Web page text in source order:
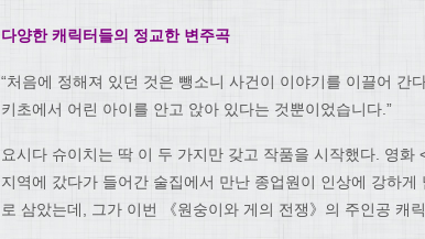
다양한 캐릭터들의 정교한 변주곡
“처음에 정해져 있던 것은 뺑소니 사건이 이야기를 이끌어 간
키초에서 어린 아이를 안고 앉아 있다는 것뿐이었습니다.”
요시다 슈이치는 딱 이 두 가지만 갖고 작품을 시작했다. 영화
지역에 갔다가 들어간 술집에서 만난 종업원이 인상에 강하
로 삼았는데, 그가 이번 《원숭이와 게의 전쟁》의 주인공 캐